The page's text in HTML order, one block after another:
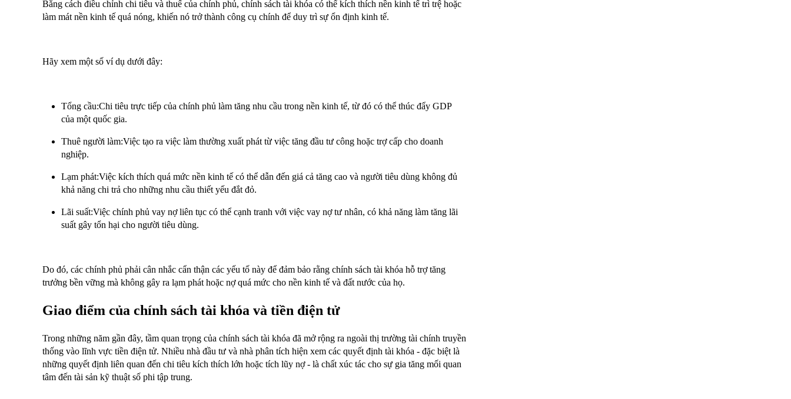
Bằng cách điều chỉnh chi tiêu và thuế của chính phủ, chính sách tài khóa có thể kích thích nền kinh tế trì trệ hoặc
làm mát nền kinh tế quá nóng, khiến nó trở thành công cụ chính để duy trì sự ổn định kinh tế.
Hãy xem một số ví dụ dưới đây:
Tổng cầu:Chi tiêu trực tiếp của chính phủ làm tăng nhu cầu trong nền kinh tế, từ đó có thể thúc đẩy GDP
của một quốc gia.
Thuê người làm:Việc tạo ra việc làm thường xuất phát từ việc tăng đầu tư công hoặc trợ cấp cho doanh
nghiệp.
Lạm phát:Việc kích thích quá mức nền kinh tế có thể dẫn đến giá cả tăng cao và người tiêu dùng không đủ
khả năng chi trả cho những nhu cầu thiết yếu đắt đỏ.
Lãi suất:Việc chính phủ vay nợ liên tục có thể cạnh tranh với việc vay nợ tư nhân, có khả năng làm tăng lãi
suất gây tổn hại cho người tiêu dùng.
Do đó, các chính phủ phải cân nhắc cẩn thận các yếu tố này để đảm bảo rằng chính sách tài khóa hỗ trợ tăng
trưởng bền vững mà không gây ra lạm phát hoặc nợ quá mức cho nền kinh tế và đất nước của họ.
Giao điểm của chính sách tài khóa và tiền điện tử
Trong những năm gần đây, tầm quan trọng của chính sách tài khóa đã mở rộng ra ngoài thị trường tài chính truyền
thống vào lĩnh vực tiền điện tử. Nhiều nhà đầu tư và nhà phân tích hiện xem các quyết định tài khóa - đặc biệt là
những quyết định liên quan đến chi tiêu kích thích lớn hoặc tích lũy nợ - là chất xúc tác cho sự gia tăng mối quan
tâm đến tài sản kỹ thuật số phi tập trung.